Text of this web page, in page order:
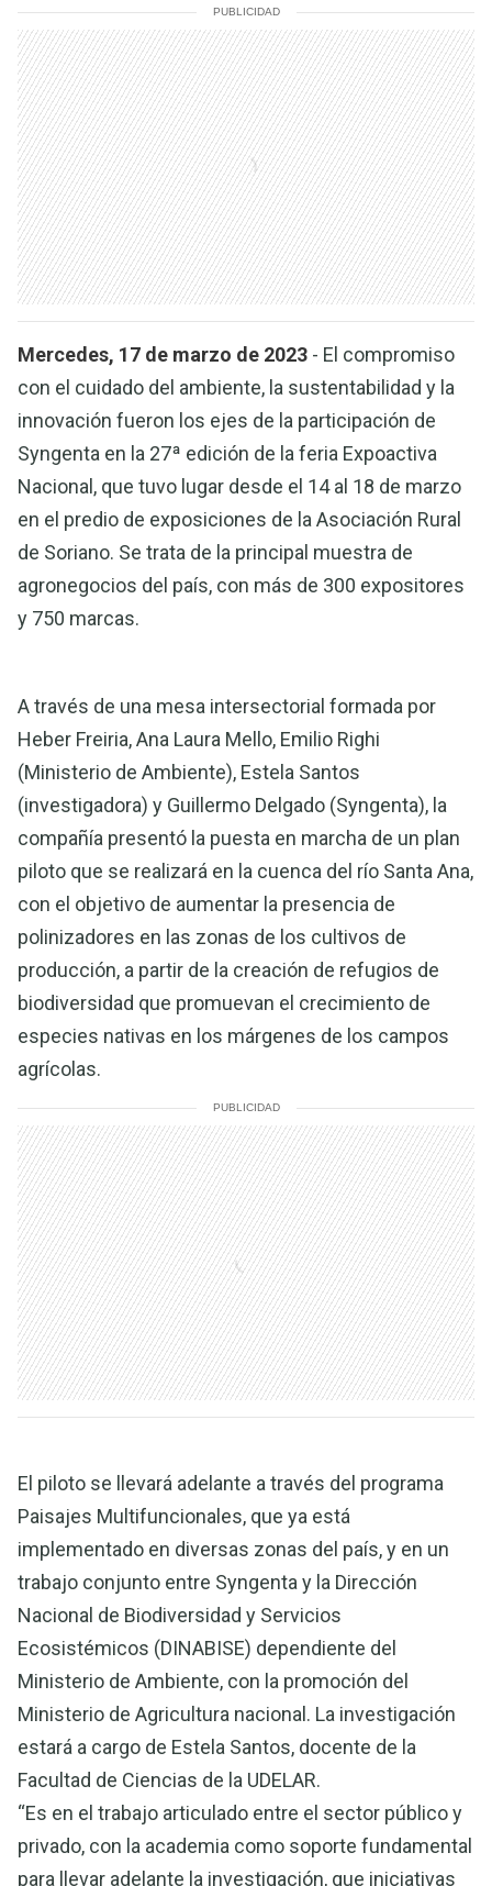
PUBLICIDAD
Mercedes, 17 de marzo de 2023 - El compromiso
con el cuidado del ambiente, la sustentabilidad y la
innovación fueron los ejes de la participación de
Syngenta en la 27ª edición de la feria Expoactiva
Nacional, que tuvo lugar desde el 14 al 18 de marzo
en el predio de exposiciones de la Asociación Rural
de Soriano. Se trata de la principal muestra de
agronegocios del país, con más de 300 expositores
y 750 marcas.
A través de una mesa intersectorial formada por
Heber Freiria, Ana Laura Mello, Emilio Righi
(Ministerio de Ambiente), Estela Santos
(investigadora) y Guillermo Delgado (Syngenta), la
compañía presentó la puesta en marcha de un plan
piloto que se realizará en la cuenca del río Santa Ana,
con el objetivo de aumentar la presencia de
polinizadores en las zonas de los cultivos de
producción, a partir de la creación de refugios de
biodiversidad que promuevan el crecimiento de
especies nativas en los márgenes de los campos
agrícolas.
PUBLICIDAD
El piloto se llevará adelante a través del programa
Paisajes Multifuncionales, que ya está
implementado en diversas zonas del país, y en un
trabajo conjunto entre Syngenta y la Dirección
Nacional de Biodiversidad y Servicios
Ecosistémicos (DINABISE) dependiente del
Ministerio de Ambiente, con la promoción del
Ministerio de Agricultura nacional. La investigación
estará a cargo de Estela Santos, docente de la
Facultad de Ciencias de la UDELAR.
“Es en el trabajo articulado entre el sector público y
privado, con la academia como soporte fundamental
para llevar adelante la investigación, que iniciativas